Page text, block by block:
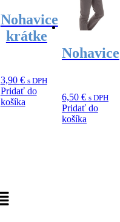
Nohavice
krátke
3,90 € s DPH
Pridať do
košíka
Nohavice
6,50 € s DPH
Pridať do
košíka